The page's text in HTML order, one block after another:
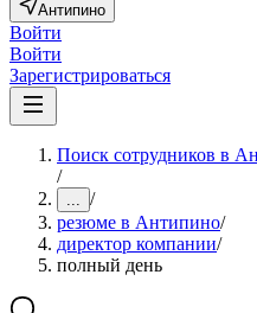
Антипино
Войти
Войти
Зарегистрироваться
Поиск сотрудников в
/
... /
резюме в Антипино/
директор компании/
полный день